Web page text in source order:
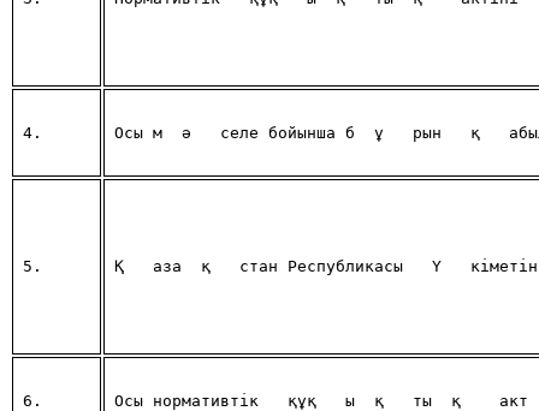
4. Осы м ә селе бойынша б ұ рын қ
5. Қ аза қ стан Республикасы Ү
6. Осы нормативтік құқ ы қ ты қ акт